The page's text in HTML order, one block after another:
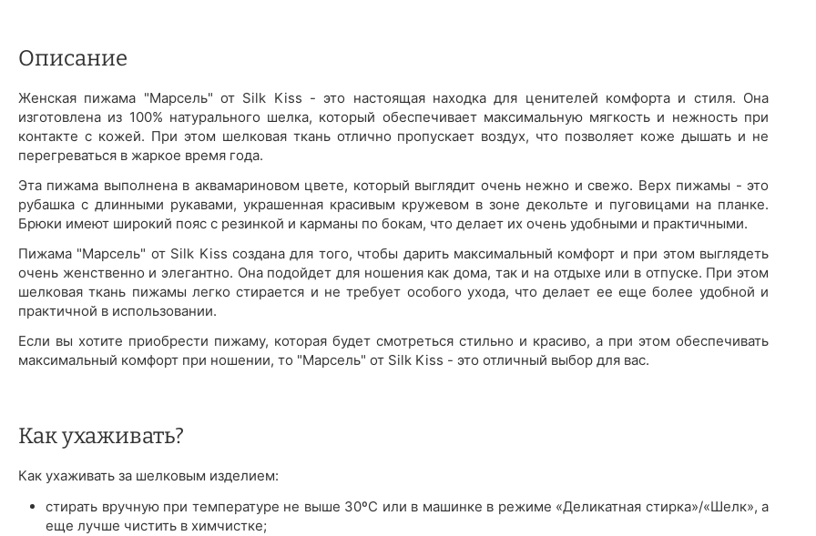
Описание
Женская пижама "Марсель" от Silk Kiss - это настоящая находка для ценителей комфорта и стиля. Она
изготовлена из 100% натурального шелка, который обеспечивает максимальную мягкость и нежность при
контакте с кожей. При этом шелковая ткань отлично пропускает воздух, что позволяет коже дышать и не
перегреваться в жаркое время года.
Эта пижама выполнена в аквамариновом цвете, который выглядит очень нежно и свежо. Верх пижамы - это
рубашка с длинными рукавами, украшенная красивым кружевом в зоне декольте и пуговицами на планке.
Брюки имеют широкий пояс с резинкой и карманы по бокам, что делает их очень удобными и практичными.
Пижама "Марсель" от Silk Kiss создана для того, чтобы дарить максимальный комфорт и при этом выглядеть
очень женственно и элегантно. Она подойдет для ношения как дома, так и на отдыхе или в отпуске. При этом
шелковая ткань пижамы легко стирается и не требует особого ухода, что делает ее еще более удобной и
практичной в использовании.
Если вы хотите приобрести пижаму, которая будет смотреться стильно и красиво, а при этом обеспечивать
максимальный комфорт при ношении, то "Марсель" от Silk Kiss - это отличный выбор для вас.
Как ухаживать?
Как ухаживать за шелковым изделием:
стирать вручную при температуре не выше 30ºС или в машинке в режиме «Деликатная стирка»/«Шелк», а
еще лучше чистить в химчистке;